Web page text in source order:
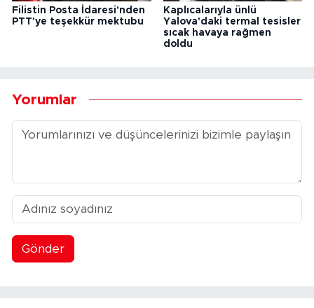
Filistin Posta İdaresi'nden
PTT'ye teşekkür mektubu
Kaplıcalarıyla ünlü
Yalova'daki termal tesisler
sıcak havaya rağmen
doldu
Yorumlar
Gönder